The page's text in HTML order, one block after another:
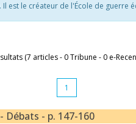
est le créateur de l'École de guerre
(7 articles - 0 Tribune - 0 e-
1
Débats - p. 147-160